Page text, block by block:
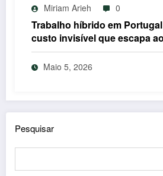
Miriam Arieh 0
Trabalho híbrido em
custo invisível que escapa
Trabalho
Maio 5, 2026
Pesquisar